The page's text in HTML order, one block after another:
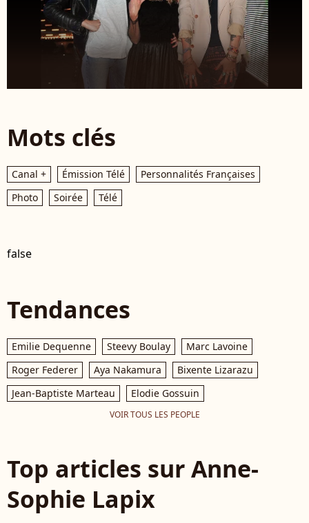
Mots clés
Canal + Émission Télé
Personnalités Françaises
Photo
Soirée Télé
false
Tendances
Emilie Dequenne Steevy Boulay
Marc Lavoine
Roger Federer
Aya Nakamura
Bixente Lizarazu
Jean-Baptiste Marteau
Elodie Gossuin
VOIR TOUS LES PEOPLE
Top articles sur Anne-
Sophie Lapix